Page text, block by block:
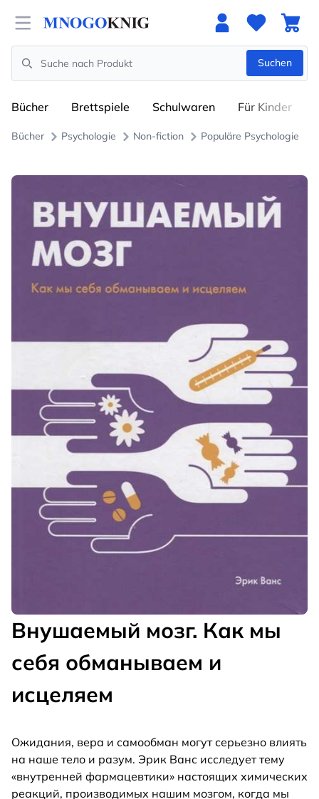
Open menu
Search
Suchen
Bücher Brettspiele Schulwaren Für Kinder
Bücher Psychologie Non-fiction Populäre Psychologie
Внушаемый мозг. Как мы
себя обманываем и
исцеляем
Ожидания, вера и самообман могут серьезно влиять
на наше тело и разум. Эрик Ванс исследует тему
«внутренней фармацевтики» настоящих химических
реакций, производимых нашим мозгом, когда мы